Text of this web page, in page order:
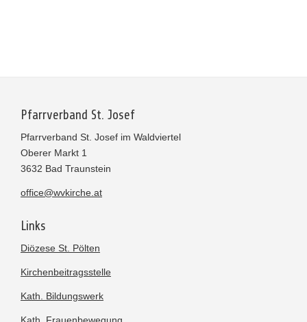
Pfarrverband St. Josef
Pfarrverband St. Josef im Waldviertel
Oberer Markt 1
3632 Bad Traunstein
office@wvkirche.at
Links
Diözese St. Pölten
Kirchenbeitragsstelle
Kath. Bildungswerk